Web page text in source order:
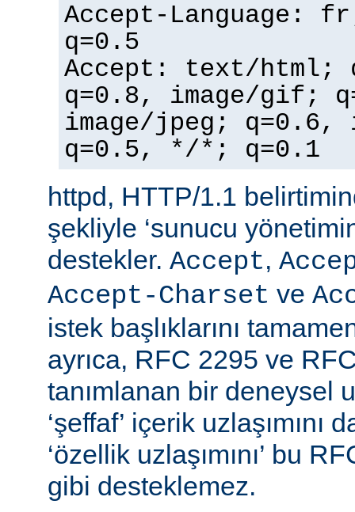
Accept-Language:
q=0.5
Accept: text/html;
q=0.8, image/gif;
image/jpeg; q=0.6,
q=0.5, */*; q=0.1
httpd, HTTP/1.1
şekliyle ‘sunucu
destekler. Accept,
Accept-Charset ve
istek başlıklarını
ayrıca, RFC 2295 ve
tanımlanan bir deneysel
‘şeffaf’ içerik uzlaşımını
‘özellik uzlaşımını’ bu
gibi desteklemez.